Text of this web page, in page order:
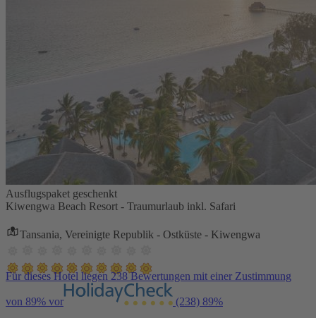
Ausflugspaket geschenkt
Kiwengwa Beach Resort - Traumurlaub inkl. Safari
Tansania, Vereinigte Republik - Ostküste - Kiwengwa
Für dieses Hotel liegen 238 Bewertungen mit einer Zustimmung
von 89% vor (238) 89%